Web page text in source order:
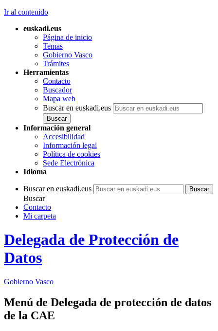
Ir al contenido
euskadi.eus
Página de inicio
Temas
Gobierno Vasco
Trámites
Herramientas
Contacto
Buscador
Mapa web
Buscar en euskadi.eus
Información general
Accesibilidad
Información legal
Política de cookies
Sede Electrónica
Idioma
Buscar en euskadi.eus
Buscar
Contacto
Mi carpeta
Delegada de Protección de
Datos
Gobierno Vasco
Menú de Delegada de protección de datos
de la CAE